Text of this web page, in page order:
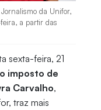
da Unifor,
a partir das
sexta-feira, 21
imposto de
Carvalho,
traz mais